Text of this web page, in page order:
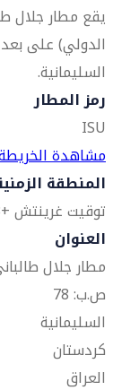
يقع مطار جلال
السليمانية.
رمز المطار
ISU
مشاهدة
المنطقة
توقيت غرينتش +3 ساعات
العنوان
مطار جلال
ص.ب: 78
السليمانية
كردستان
العراق